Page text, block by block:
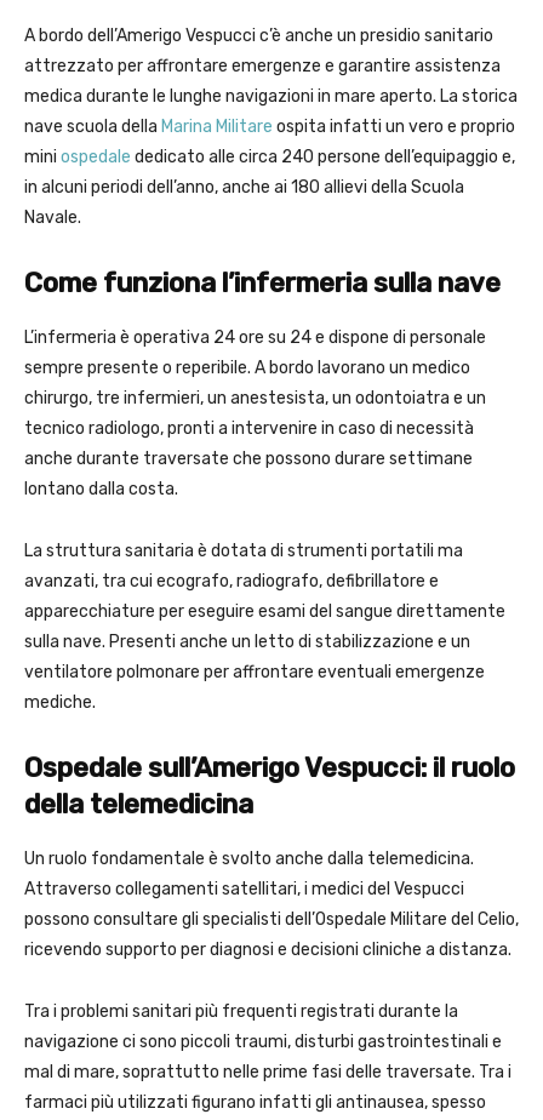
A bordo dell’Amerigo Vespucci c’è anche un presidio sanitario
attrezzato per affrontare emergenze e garantire assistenza
medica durante le lunghe navigazioni in mare aperto. La storica
nave scuola della Marina Militare ospita infatti un vero e proprio
mini ospedale dedicato alle circa 240 persone dell’equipaggio e,
in alcuni periodi dell’anno, anche ai 180 allievi della Scuola
Navale.
Come funziona l’infermeria sulla nave
L’infermeria è operativa 24 ore su 24 e dispone di personale
sempre presente o reperibile. A bordo lavorano un medico
chirurgo, tre infermieri, un anestesista, un odontoiatra e un
tecnico radiologo, pronti a intervenire in caso di necessità
anche durante traversate che possono durare settimane
lontano dalla costa.
La struttura sanitaria è dotata di strumenti portatili ma
avanzati, tra cui ecografo, radiografo, defibrillatore e
apparecchiature per eseguire esami del sangue direttamente
sulla nave. Presenti anche un letto di stabilizzazione e un
ventilatore polmonare per affrontare eventuali emergenze
mediche.
Ospedale sull’Amerigo Vespucci: il ruolo
della telemedicina
Un ruolo fondamentale è svolto anche dalla telemedicina.
Attraverso collegamenti satellitari, i medici del Vespucci
possono consultare gli specialisti dell’Ospedale Militare del Celio,
ricevendo supporto per diagnosi e decisioni cliniche a distanza.
Tra i problemi sanitari più frequenti registrati durante la
navigazione ci sono piccoli traumi, disturbi gastrointestinali e
mal di mare, soprattutto nelle prime fasi delle traversate. Tra i
farmaci più utilizzati figurano infatti gli antinausea, spesso